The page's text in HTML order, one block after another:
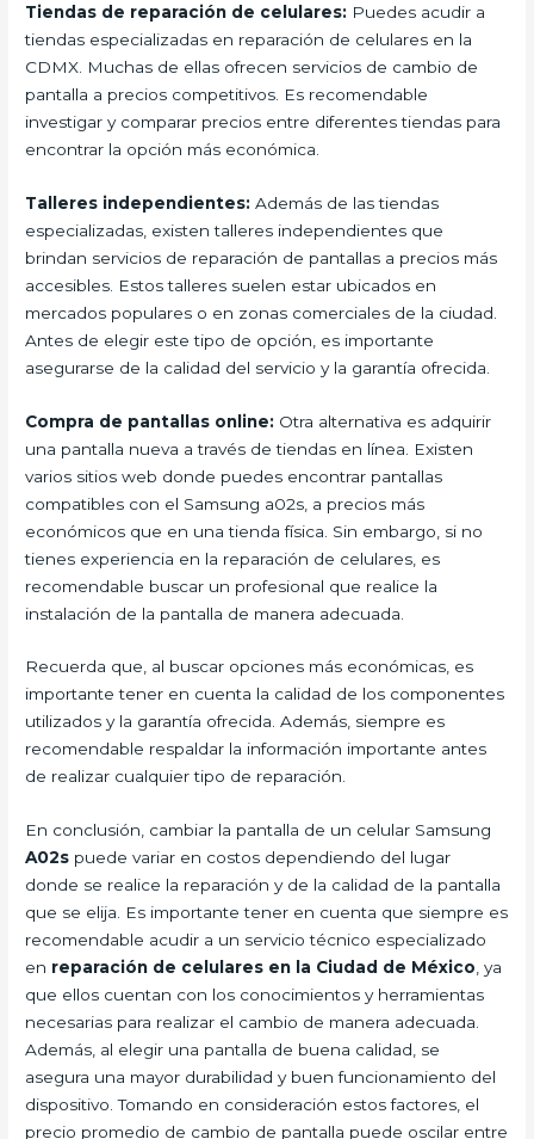
Tiendas de reparación de celulares: Puedes acudir a
tiendas especializadas en reparación de celulares en la
CDMX. Muchas de ellas ofrecen servicios de cambio de
pantalla a precios competitivos. Es recomendable
investigar y comparar precios entre diferentes tiendas para
encontrar la opción más económica.
Talleres independientes: Además de las tiendas
especializadas, existen talleres independientes que
brindan servicios de reparación de pantallas a precios más
accesibles. Estos talleres suelen estar ubicados en
mercados populares o en zonas comerciales de la ciudad.
Antes de elegir este tipo de opción, es importante
asegurarse de la calidad del servicio y la garantía ofrecida.
Compra de pantallas online: Otra alternativa es adquirir
una pantalla nueva a través de tiendas en línea. Existen
varios sitios web donde puedes encontrar pantallas
compatibles con el Samsung a02s, a precios más
económicos que en una tienda física. Sin embargo, si no
tienes experiencia en la reparación de celulares, es
recomendable buscar un profesional que realice la
instalación de la pantalla de manera adecuada.
Recuerda que, al buscar opciones más económicas, es
importante tener en cuenta la calidad de los componentes
utilizados y la garantía ofrecida. Además, siempre es
recomendable respaldar la información importante antes
de realizar cualquier tipo de reparación.
En conclusión, cambiar la pantalla de un celular Samsung
A02s puede variar en costos dependiendo del lugar
donde se realice la reparación y de la calidad de la pantalla
que se elija. Es importante tener en cuenta que siempre es
recomendable acudir a un servicio técnico especializado
en reparación de celulares en la Ciudad de México, ya
que ellos cuentan con los conocimientos y herramientas
necesarias para realizar el cambio de manera adecuada.
Además, al elegir una pantalla de buena calidad, se
asegura una mayor durabilidad y buen funcionamiento del
dispositivo. Tomando en consideración estos factores, el
precio promedio de cambio de pantalla puede oscilar entre